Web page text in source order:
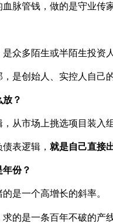
脉管钱，做的是守业传
众多陌生或半陌生投资
是创始人、实控人自己
？
从市场上挑选项目装入
表逻辑， 就是自己直接
份？
是一个高增长的斜率。
的是一条百年不破的产